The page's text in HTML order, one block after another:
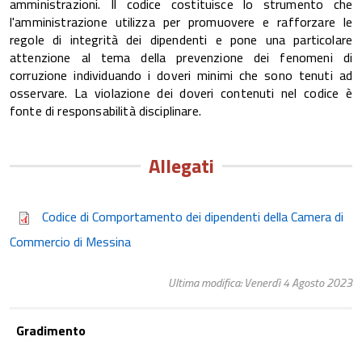
amministrazioni. Il codice costituisce lo strumento che
l'amministrazione utilizza per promuovere e rafforzare le
regole di integrità dei dipendenti e pone una particolare
attenzione al tema della prevenzione dei fenomeni di
corruzione individuando i doveri minimi che sono tenuti ad
osservare. La violazione dei doveri contenuti nel codice è
fonte di responsabilità disciplinare.
Allegati
Codice di Comportamento dei dipendenti della Camera di
Commercio di Messina
Ultima modifica: Venerdì 4 Agosto 2023
Gradimento